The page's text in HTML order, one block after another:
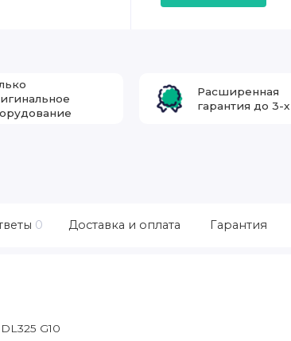
Расширенная
гарантия до 3-х
0 Доставка и оплата Гарантия
G10